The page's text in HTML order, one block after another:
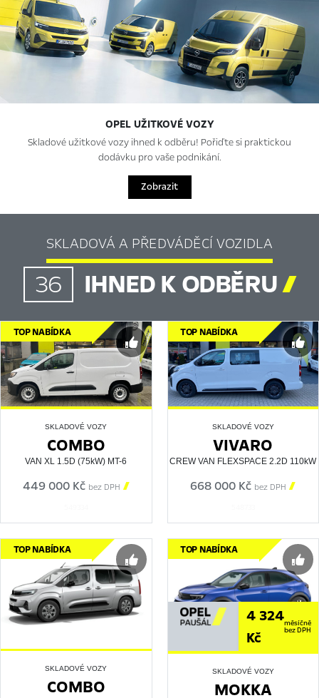
OPEL UŽITKOVÉ VOZY
Skladové užitkové vozy ihned k odběru! Pořiďte si praktickou
dodávku pro vaše podnikání.
Zobrazit
SKLADOVÁ A PŘEDVÁDĚCÍ VOZIDLA
36 IHNED K ODBĚRU
TOP NABÍDKA
SKLADOVÉ VOZY
COMBO
VAN XL 1.5D (75kW) MT-6
449 000 Kč bez DPH 
TOP NABÍDKA
SKLADOVÉ VOZY
VIVARO
CREW VAN FLEXSPACE 2.2D 110kW
668 000 Kč bez DPH 
TOP NABÍDKA
SKLADOVÉ VOZY
COMBO
TOP NABÍDKA
4 324
Kč
měsíčně
bez DPH
SKLADOVÉ VOZY
MOKKA